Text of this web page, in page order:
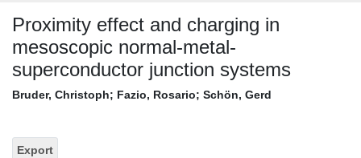
Proximity effect and charging in
mesoscopic normal-metal-
superconductor junction systems
Bruder, Christoph; Fazio, Rosario; Schön, Gerd
Export